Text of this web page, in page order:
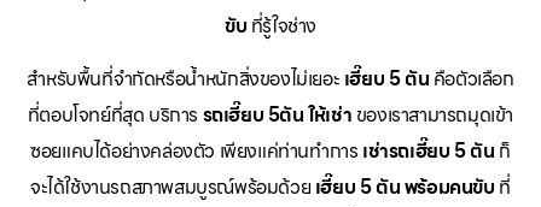
ขับ ที่รู้ใจช่าง
สำหรับพื้นที่จำกัดหรือน้ำหนักสิ่งของไม่เยอะ เฮี๊ยบ 5 ตัน คือตัวเลือก
ที่ตอบโจทย์ที่สุด บริการ รถเฮี๊ยบ 5ตัน ให้เช่า ของเราสามารถมุดเข้า
ซอยแคบได้อย่างคล่องตัว เพียงแค่ท่านทำการ เช่ารถเฮี๊ยบ 5 ตัน ก็
จะได้ใช้งานรถสภาพสมบูรณ์พร้อมด้วย เฮี๊ยบ 5 ตัน พร้อมคนขับ ที่